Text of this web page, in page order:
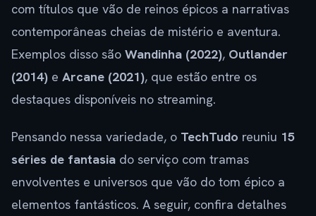
com títulos que vão de reinos épicos a narrativas
contemporâneas cheias de mistério e aventura.
Exemplos disso são Wandinha (2022), Outlander
(2014) e Arcane (2021), que estão entre os
destaques disponíveis no streaming.
Pensando nessa variedade, o TechTudo reuniu 15
séries de fantasia do serviço com tramas
envolventes e universos que vão do tom épico a
elementos fantásticos. A seguir, confira detalhes